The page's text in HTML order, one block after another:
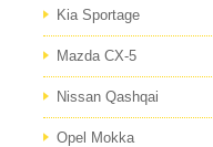
Kia Sportage
Mazda CX-5
Nissan Qashqai
Opel Mokka